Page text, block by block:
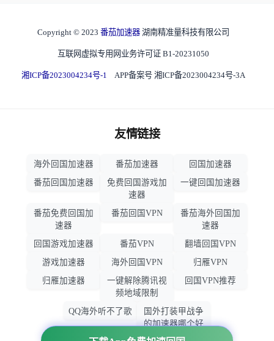
Copyright © 2023 番茄加速器 湖南精准量科技有限公司
互联网虚拟专用网业务许可证 B1-20231050
湘ICP备2023004234号-1 APP备案号 湘ICP备2023004234号-3A
友情链接
海外回国加速器 番茄加速器
回国加速器
番茄回国加速器
免费回国游戏加
速器
一键回国加速器
番茄免费回国加
速器
番茄回国VPN
番茄海外回国加
速器
回国游戏加速器
番茄VPN
翻墙回国VPN
游戏加速器
海外回国VPN
归雁VPN
归雁加速器
一键解除腾讯视
频地域限制
回国VPN推荐
QQ海外听不了歌
国外打装甲战争
的加速器哪个好
用